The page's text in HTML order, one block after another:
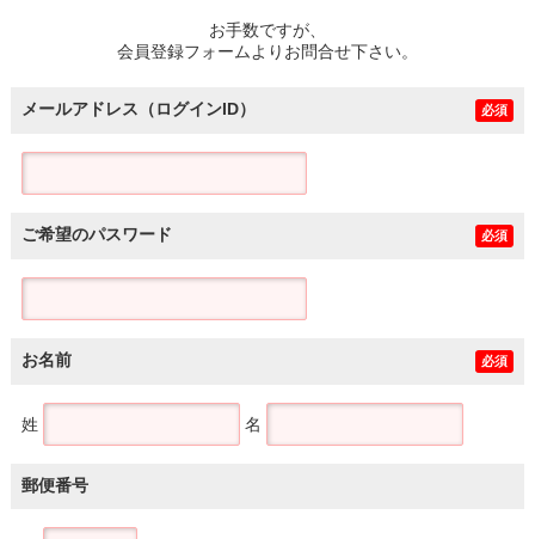
お手数ですが、
会員登録フォームよりお問合せ下さい。
メールアドレス（ログインID） 必須
ご希望のパスワード 必須
お名前 必須
姓 名
郵便番号